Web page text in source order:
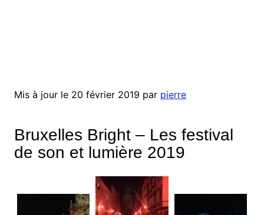
Mis à jour le 20 février 2019 par pierre
Bruxelles Bright – Les festival
de son et lumière 2019